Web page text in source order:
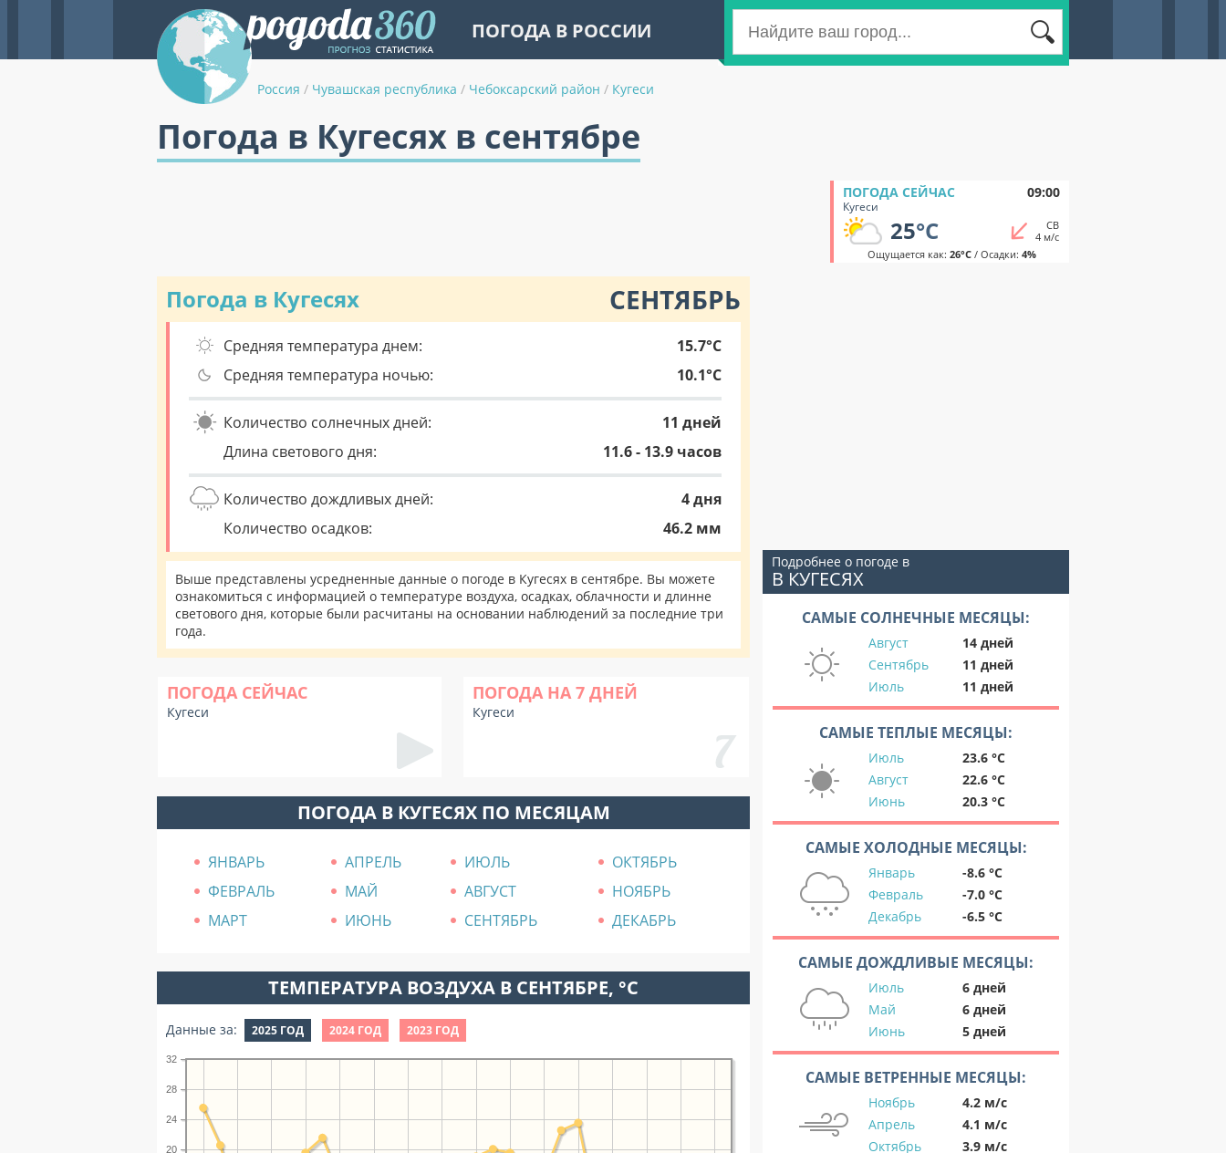
ПОГОДА В РОССИИ
Россия / Чувашская республика / Чебоксарский район / Кугеси
Погода в Кугесях в сентябре
ПОГОДА СЕЙЧАС 09:00
Кугеси
25°C
СВ
4 м/с
Ощущается как: 26°C/ Осадки: 4%
Погода в Кугесях СЕНТЯБРЬ
Средняя температура днем:
15.7°C
Средняя температура ночью:
10.1°C
Количество солнечных дней:
11 дней
Длина светового дня:
11.6 - 13.9 часов
Количество дождливых дней:
4 дня
Количество осадков:
46.2 мм
Выше представлены усредненные данные о погоде в Кугесях в сентябре. Вы можете
ознакомиться с информацией о температуре воздуха, осадках, облачности и длинне
светового дня, которые были расчитаны на основании наблюдений за последние три
года.
ПОГОДА СЕЙЧАС
Кугеси
ПОГОДА НА 7 ДНЕЙ
Кугеси
ПОГОДА В КУГЕСЯХ ПО МЕСЯЦАМ
ЯНВАРЬ АПРЕЛЬ ИЮЛЬ
ОКТЯБРЬ
ФЕВРАЛЬ
МАЙ АВГУСТ
НОЯБРЬ
МАРТ
ИЮНЬ СЕНТЯБРЬ ДЕКАБРЬ
ТЕМПЕРАТУРА ВОЗДУХА В СЕНТЯБРЕ, °C
Данные за: 2025 ГОД 2024 ГОД 2023 ГОД
20
24
28
32
Подробнее о погоде в
В КУГЕСЯХ
САМЫЕ СОЛНЕЧНЫЕ МЕСЯЦЫ:
Август
14 дней
Сентябрь
11 дней
Июль
11 дней
САМЫЕ ТЕПЛЫЕ МЕСЯЦЫ:
Июль
23.6 °C
Август
22.6 °C
Июнь
20.3 °C
САМЫЕ ХОЛОДНЫЕ МЕСЯЦЫ:
Январь
-8.6 °C
Февраль
-7.0 °C
Декабрь
-6.5 °C
САМЫЕ ДОЖДЛИВЫЕ МЕСЯЦЫ:
Июль
6 дней
Май
6 дней
Июнь
5 дней
САМЫЕ ВЕТРЕННЫЕ МЕСЯЦЫ:
Ноябрь
4.2 м/с
Апрель
4.1 м/с
Октябрь
3.9 м/с